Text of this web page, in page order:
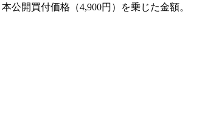
公開買付価格（4,900円）を乗じた金額。